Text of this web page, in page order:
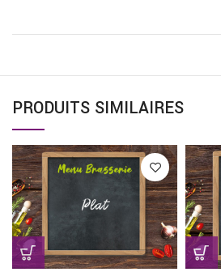
PRODUITS SIMILAIRES